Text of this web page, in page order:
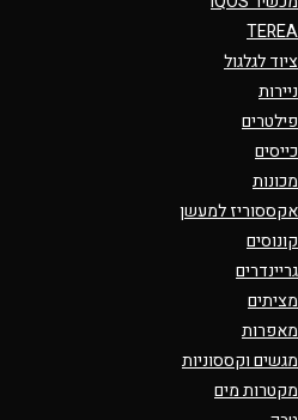
TEREA
ציוד לגלגול
ניירות
פילטרים
כייסים
מכונות
אקססוריז למעשן
קונוסים
גריינדרים
מציתים
מאפרות
מגשים וקססוניות
מקטרות מים